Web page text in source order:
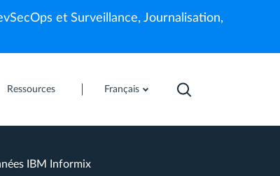
et Surveillance, Journalisation,
Ressources Français
IBM Informix